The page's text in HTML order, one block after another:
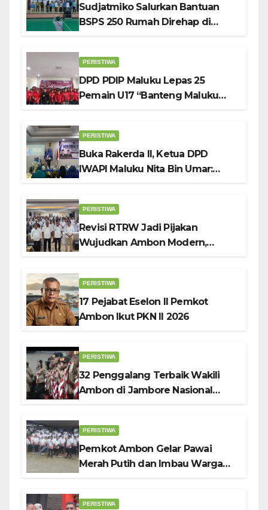
Sudjatmiko Salurkan Bantuan
BSPS 250 Rumah Direhap di
PERISTIWA
DPD PDIP Maluku Lepas 25
Pemain U17 “Banteng Maluku
PERISTIWA
Buka Rakerda II, Ketua DPD
IWAPI Maluku Nita Bin Umar:
PERISTIWA
Revisi RTRW Jadi Pijakan
Wujudkan Ambon Modern,
PERISTIWA
17 Pejabat Eselon II Pemkot
Ambon Ikut PKN II 2026
PERISTIWA
32 Penggalang Terbaik Wakili
Ambon di Jambore Nasional
PERISTIWA
Pemkot Ambon Gelar Pawai
Merah Putih dan Imbau Warga
PERISTIWA